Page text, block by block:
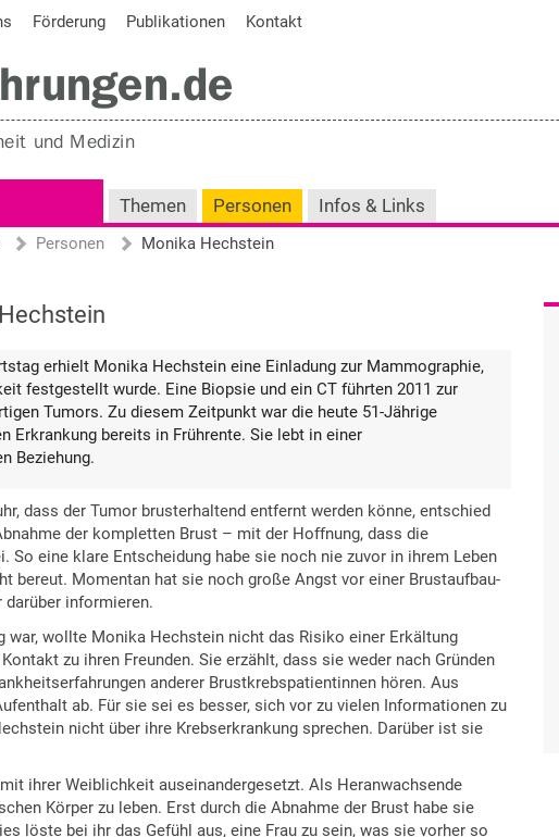
Förderung Publikationen Kontakt
Themen Personen Infos & Links
Personen Monika Hechstein
erhielt Monika Hechstein eine Einladung zur Mammographie,
festgestellt wurde. Eine Biopsie und ein CT führten 2011 zur
Tumors. Zu diesem Zeitpunkt war die heute 51-Jährige
Erkrankung bereits in Frührente. Sie lebt in einer
Beziehung.
dass der Tumor brusterhaltend entfernt werden könne, entschied
der kompletten Brust – mit der Hoffnung, dass die
So eine klare Entscheidung habe sie noch nie zuvor in ihrem Leben
bereut. Momentan hat sie noch große Angst vor einer Brustaufbau-
informieren.
war, wollte Monika Hechstein nicht das Risiko einer Erkältung
zu ihren Freunden. Sie erzählt, dass sie weder nach Gründen
anderer Brustkrebspatientinnen hören. Aus
ab. Für sie sei es besser, sich vor zu vielen Informationen zu
nicht über ihre Krebserkrankung sprechen. Darüber ist sie
ihrer Weiblichkeit auseinandergesetzt. Als Heranwachsende
Körper zu leben. Erst durch die Abnahme der Brust habe sie
löste bei ihr das Gefühl aus, eine Frau zu sein, was sie vorher so